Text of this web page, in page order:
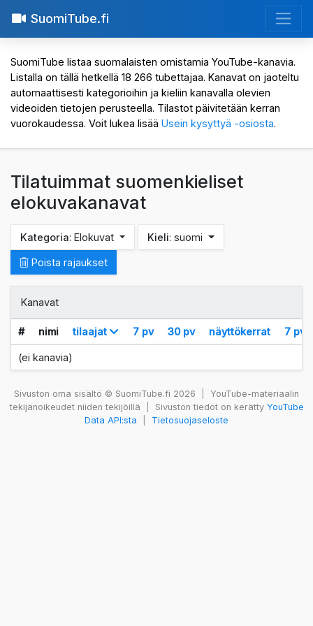
SuomiTube.fi
SuomiTube listaa suomalaisten omistamia YouTube-kanavia.
Listalla on tällä hetkellä 18 266 tubettajaa. Kanavat on jaoteltu
automaattisesti kategorioihin ja kieliin kanavalla olevien
videoiden tietojen perusteella. Tilastot päivitetään kerran
vuorokaudessa. Voit lukea lisää Usein kysyttyä -osiosta.
Tilatuimmat suomenkieliset
elokuvakanavat
Kategoria: Elokuvat Kieli: suomi
Poista rajaukset
Kanavat
# nimi tilaajat 7 pv 30 pv näyttökerrat 7 pv
(ei kanavia)
Sivuston oma sisältö © SuomiTube.fi 2026
YouTube-materiaalin
tekijänoikeudet niiden tekijöillä
Sivuston tiedot on kerätty YouTube
Data API:sta
Tietosuojaseloste